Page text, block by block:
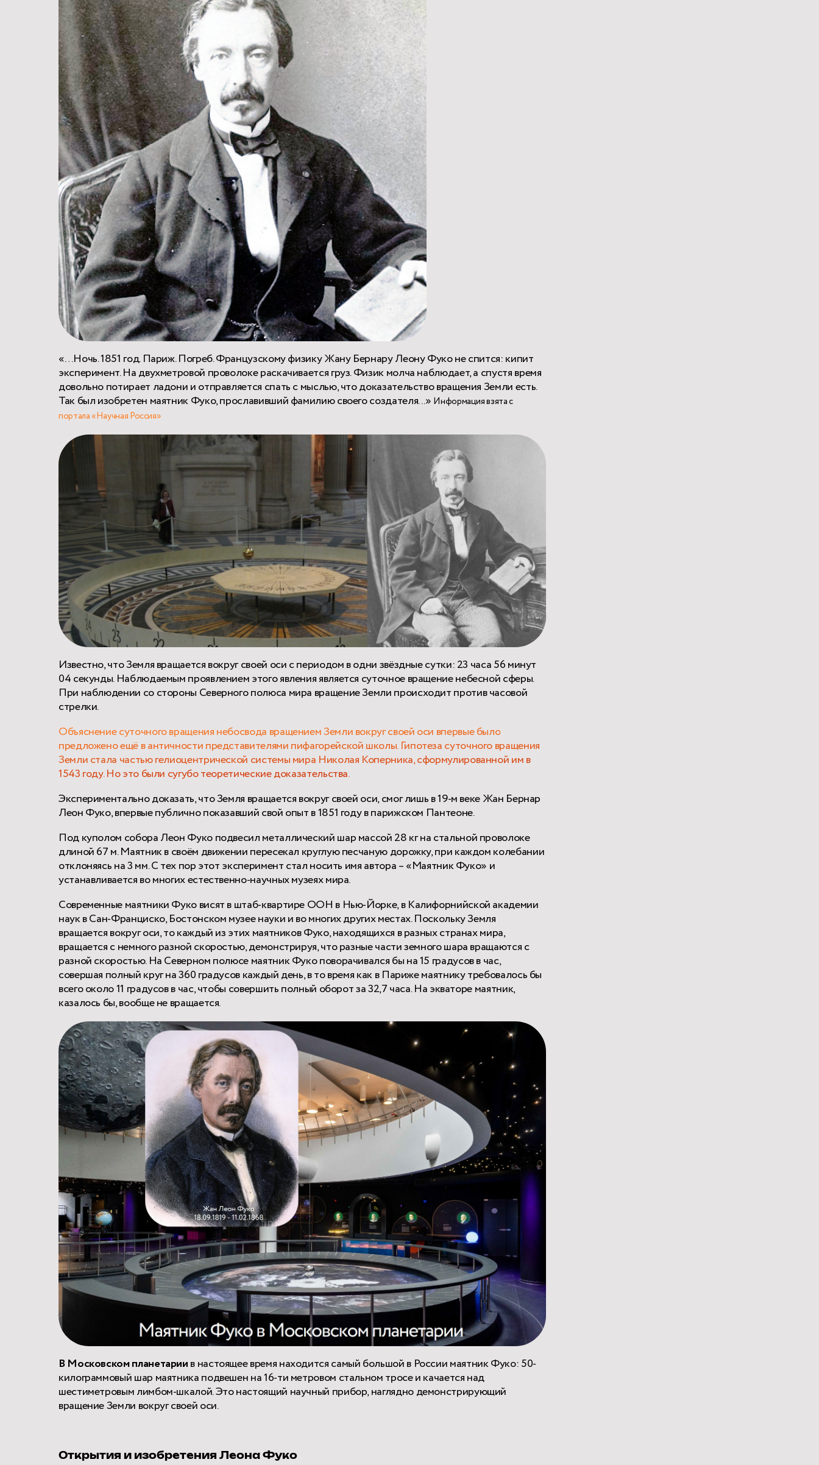
«…Ночь. 1851 год. Париж. Погреб. Французскому физику Жану Бернару Леону Фуко не спится: кипит
эксперимент. На двухметровой проволоке раскачивается груз. Физик молча наблюдает, а спустя время
довольно потирает ладони и отправляется спать с мыслью, что доказательство вращения Земли есть.
Так был изобретен маятник Фуко, прославивший фамилию своего создателя...» Информация взята с
портала «Научная Россия»
Известно, что Земля вращается вокруг своей оси с периодом в одни звёздные сутки: 23 часа 56 минут
04 секунды. Наблюдаемым проявлением этого явления является суточное вращение небесной сферы.
При наблюдении со стороны Северного полюса мира вращение Земли происходит против часовой
стрелки.
Объяснение суточного вращения небосвода вращением Земли вокруг своей оси впервые было
предложено ещё в античности представителями пифагорейской школы. Гипотеза суточного вращения
Земли стала частью гелиоцентрической системы мира Николая Коперника, сформулированной им в
1543 году. Но это были сугубо теоретические доказательства.
Экспериментально доказать, что Земля вращается вокруг своей оси, смог лишь в 19-м веке Жан Бернар
Леон Фуко, впервые публично показавший свой опыт в 1851 году в парижском Пантеоне.
Под куполом собора Леон Фуко подвесил металлический шар массой 28 кг на стальной проволоке
длиной 67 м. Маятник в своём движении пересекал круглую песчаную дорожку, при каждом колебании
отклоняясь на 3 мм. С тех пор этот эксперимент стал носить имя автора – «Маятник Фуко» и
устанавливается во многих естественно-научных музеях мира.
Современные маятники Фуко висят в штаб-квартире ООН в Нью-Йорке, в Калифорнийской академии
наук в Сан-Франциско, Бостонском музее науки и во многих других местах. Поскольку Земля
вращается вокруг оси, то каждый из этих маятников Фуко, находящихся в разных странах мира,
вращается с немного разной скоростью, демонстрируя, что разные части земного шара вращаются с
разной скоростью. На Северном полюсе маятник Фуко поворачивался бы на 15 градусов в час,
совершая полный круг на 360 градусов каждый день, в то время как в Париже маятнику требовалось бы
всего около 11 градусов в час, чтобы совершить полный оборот за 32,7 часа. На экваторе маятник,
казалось бы, вообще не вращается.
В Московском планетариив настоящее время находится самый большой в России маятник Фуко: 50-
килограммовый шар маятника подвешен на 16-ти метровом стальном тросе и качается над
шестиметровым лимбом-шкалой. Это настоящий научный прибор, наглядно демонстрирующий
вращение Земли вокруг своей оси.
Открытия и изобретения Леона Фуко